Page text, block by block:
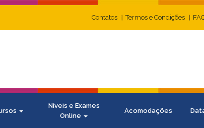
Contatos Termos e Condições
Níveis e Exames
Online
Acomodações